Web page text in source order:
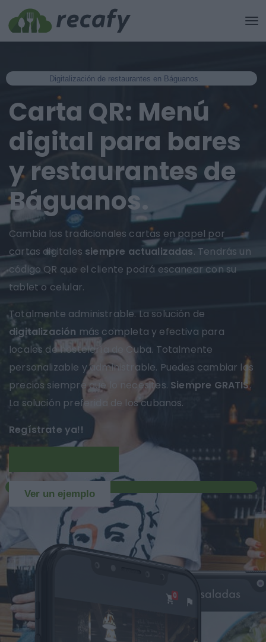
Digitalización de restaurantes en Báguanos.
Carta QR: Menú
digital para bares
y restaurantes de
Báguanos.
Cambia las tradicionales cartas en papel por
cartas digitales siempre actualizadas. Tendrás un
código QR que el cliente podrá escanear con su
tablet o celular.
Totalmente administrable. La solución de
digitalización más completa y efectiva para
locales de hostelería de Cuba. Totalmente
personalizable y administrable. Puedes cambiar los
precios siempre que lo necesites. Siempre GRATIS.
La solución preferida de los cubanos.
Regístrate ya!!
Ver un ejemplo